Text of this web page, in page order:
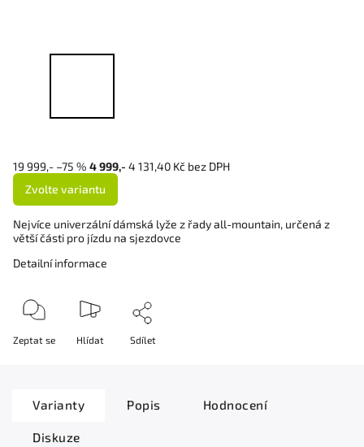
19 999,- –75 % 4 999,- 4 131,40 Kč bez DPH
Zvolte variantu
Nejvíce univerzální dámská lyže z řady all-mountain, určená z
větší části pro jízdu na sjezdovce
Detailní informace
Zeptat se Hlídat Sdílet
Varianty Popis Hodnocení
Diskuze